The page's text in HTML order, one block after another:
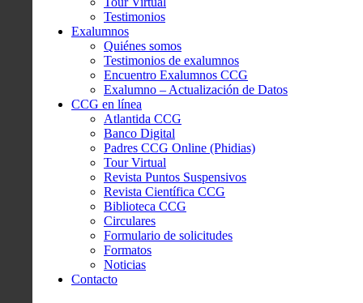
Testimonios
Exalumnos
Quiénes somos
Testimonios de exalumnos
Encuentro Exalumnos CCG
Exalumno – Actualización de Datos
CCG en línea
Atlantida CCG
Banco Digital
Padres CCG Online (Phidias)
Tour Virtual
Revista Puntos Suspensivos
Revista Científica CCG
Biblioteca CCG
Circulares
Formulario de solicitudes
Formatos
Noticias
Contacto